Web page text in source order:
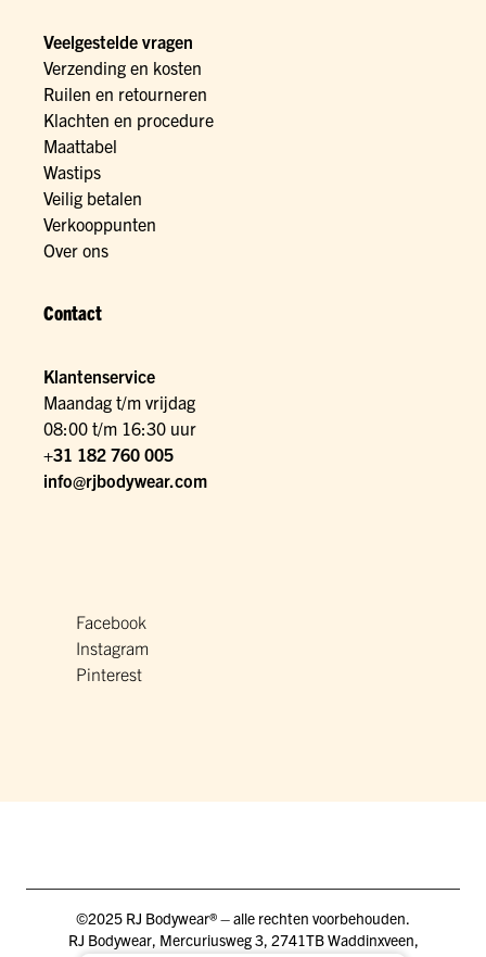
Veelgestelde vragen
Verzending en kosten
Ruilen en retourneren
Klachten en procedure
Maattabel
Wastips
Veilig betalen
Verkooppunten
Over ons
Contact
Klantenservice
Maandag t/m vrijdag
08:00 t/m 16:30 uur
+31 182 760 005
info@rjbodywear.com
Facebook
Instagram
Pinterest
©2025 RJ Bodywear® – alle rechten voorbehouden.
RJ Bodywear, Mercuriusweg 3, 2741TB Waddinxveen,